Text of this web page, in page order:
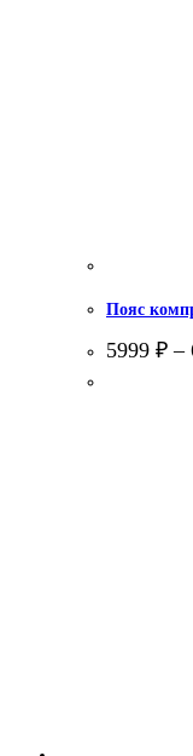
Пояс
5999 ₽ –